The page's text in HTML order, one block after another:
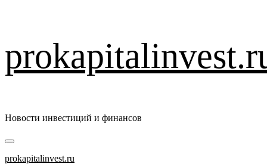
к
содержимому
Новости инвестиций и финансов
Основное
меню
prokapitalinvest.ru